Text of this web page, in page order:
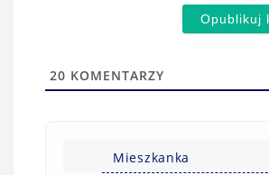
20 KOMENTARZY
Mieszkanka